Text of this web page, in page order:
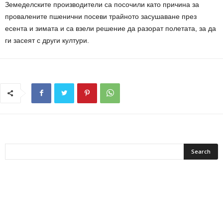
Земеделските производители са посочили като причина за
провалените пшенични посеви трайното засушаване през
есента и зимата и са взели решение да разорат полетата, за да
ги засеят с други култури.